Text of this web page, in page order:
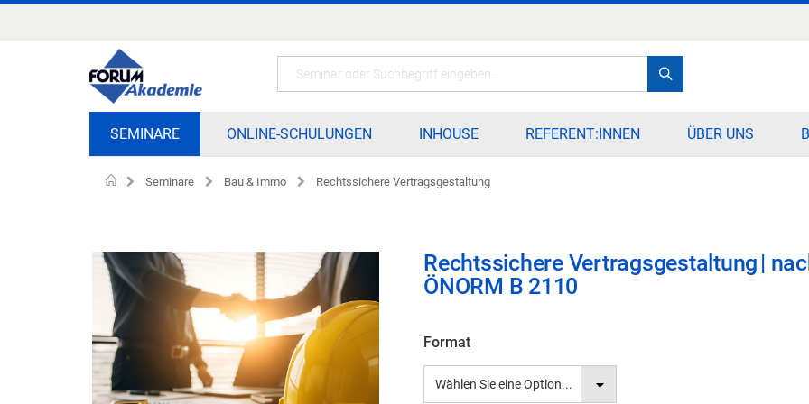
springen
SEMINARE ONLINE-SCHULUNGEN INHOUSE REFERENT:INNEN ÜBER UNS
Seminare Bau & Immo Rechtssichere Vertragsgestaltung
Zum
Ende
Bildgalerie
springen
Rechtssichere Vertragsgestaltung |
ÖNORM B 2110
Format